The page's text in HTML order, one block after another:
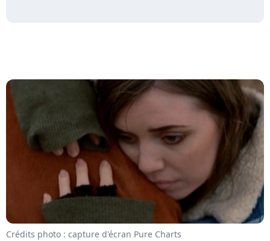
Crédits photo : capture d'écran Pure Charts